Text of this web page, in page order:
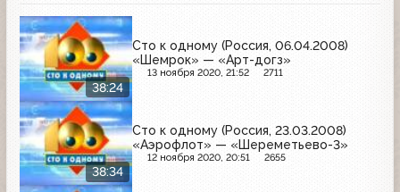
38:24
Сто к одному (Россия, 06.04.2008)
«Шемрок» — «Арт-догз»
13 ноября 2020, 21:52 2711
38:34
Сто к одному (Россия, 23.03.2008)
«Аэрофлот» — «Шереметьево-3»
12 ноября 2020, 20:51 2655